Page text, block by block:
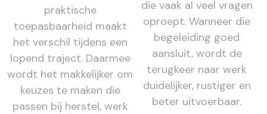
praktische
toepasbaarheid maakt
het verschil tijdens een
lopend traject. Daarmee
wordt het makkelijker om
keuzes te maken die
passen bij herstel, werk
die vaak al veel vragen
oproept. Wanneer die
begeleiding goed
aansluit, wordt de
terugkeer naar werk
duidelijker, rustiger en
beter uitvoerbaar.